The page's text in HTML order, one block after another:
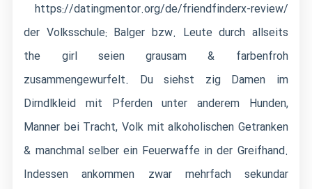
https://datingmentor.org/de/friendfinderx-review/
der Volksschule: Balger bzw. Leute durch allseits
the girl seien grausam & farbenfroh
zusammengewurfelt. Du siehst zig Damen im
Dirndlkleid mit Pferden unter anderem Hunden,
Manner bei Tracht, Volk mit alkoholischen Getranken
& manchmal selber ein Feuerwaffe in der Greifhand.
Indessen ankommen zwar mehrfach sekundar